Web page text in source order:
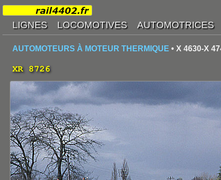
AUTOMOTEURS À MOTEUR THERMIQUE • X 4630-X
XR 8726